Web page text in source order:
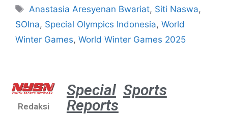
Anastasia Aresyenan Bwariat, Siti Naswa,
SOIna, Special Olympics Indonesia, World
Winter Games, World Winter Games 2025
Redaksi
Special
Reports
Sports